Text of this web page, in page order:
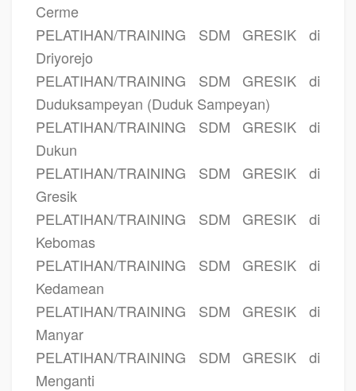
Cerme
PELATIHAN/TRAINING SDM GRESIK di
Driyorejo
PELATIHAN/TRAINING SDM GRESIK di
Duduksampeyan (Duduk Sampeyan)
PELATIHAN/TRAINING SDM GRESIK di
Dukun
PELATIHAN/TRAINING SDM GRESIK di
Gresik
PELATIHAN/TRAINING SDM GRESIK di
Kebomas
PELATIHAN/TRAINING SDM GRESIK di
Kedamean
PELATIHAN/TRAINING SDM GRESIK di
Manyar
PELATIHAN/TRAINING SDM GRESIK di
Menganti